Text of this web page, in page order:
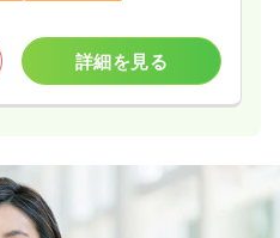
詳細を見る